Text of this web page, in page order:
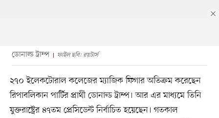
ডোনাল্ড ট্রাম্প ফাইল ছবি: রয়টার্স
২৭০ ইলেকটোরাল কলেজের ম্যাজিক ফিগার অতিক্রম করেছেন
রিপাবলিকান পার্টির প্রার্থী ডোনাল্ড ট্রাম্প। আর এর মাধ্যমে তিনি
যুক্তরাষ্ট্রের ৪৭তম প্রেসিডেন্ট নির্বাচিত হয়েছেন। গতকাল